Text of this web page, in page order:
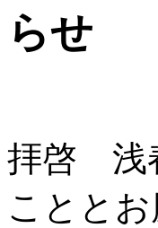
らせ
拝啓 浅
ことと